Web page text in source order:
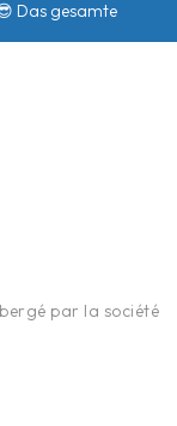
Das gesamte
par la société